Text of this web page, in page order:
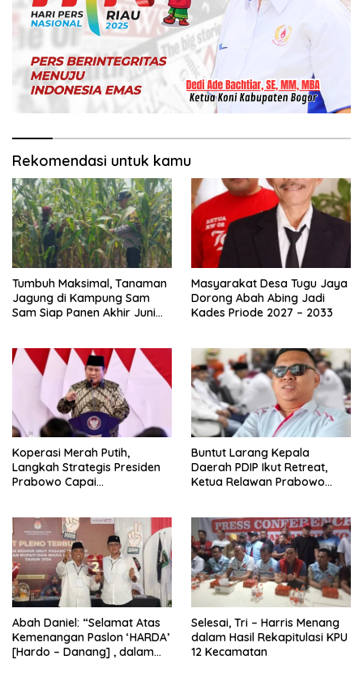
Rekomendasi untuk kamu
Tumbuh Maksimal, Tanaman
Jagung di Kampung Sam
Sam Siap Panen Akhir Juni
Masyarakat Desa Tugu Jaya
Dorong Abah Abing Jadi
Kades Priode 2027 – 2033
Koperasi Merah Putih,
Langkah Strategis Presiden
Prabowo Capai
Buntut Larang Kepala
Daerah PDIP Ikut Retreat,
Ketua Relawan Prabowo
Abah Daniel: “Selamat Atas
Kemenangan Paslon ‘HARDA’
[Hardo – Danang] , dalam
Selesai, Tri – Harris Menang
dalam Hasil Rekapitulasi KPU
12 Kecamatan